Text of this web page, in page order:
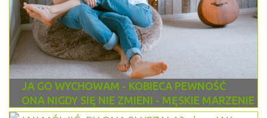
JA GO WYCHOWAM - KOBIECA PEWNOŚĆ
ONA NIGDY SIĘ NIE ZMIENI - MĘSKIE MARZENIE